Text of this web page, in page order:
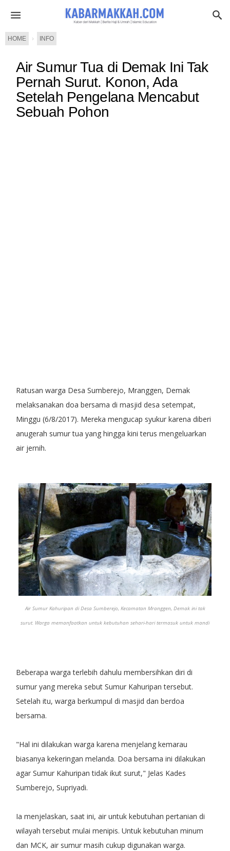
HOME › INFO
Air Sumur Tua di Demak Ini Tak
Pernah Surut. Konon, Ada
Setelah Pengelana Mencabut
Sebuah Pohon
Ratusan warga Desa Sumberejo, Mranggen, Demak
melaksanakan doa bersama di masjid desa setempat,
Minggu (6/8/2017). Mereka mengucap syukur karena diberi
anugerah sumur tua yang hingga kini terus mengeluarkan
air jernih.
Air Sumur Kahuripan di Desa Sumberejo, Kecamatan Mranggen, Demak ini tak
surut. Warga memanfaatkan untuk kebutuhan sehari-hari termasuk untuk mandi
Beberapa warga terlebih dahulu membersihkan diri di
sumur yang mereka sebut Sumur Kahuripan tersebut.
Setelah itu, warga berkumpul di masjid dan berdoa
bersama.
"Hal ini dilakukan warga karena menjelang kemarau
biasanya kekeringan melanda. Doa bersama ini dilakukan
agar Sumur Kahuripan tidak ikut surut," Jelas Kades
Sumberejo, Supriyadi.
Ia menjelaskan, saat ini, air untuk kebutuhan pertanian di
wilayah tersebut mulai menipis. Untuk kebutuhan minum
dan MCK, air sumur masih cukup digunakan warga.